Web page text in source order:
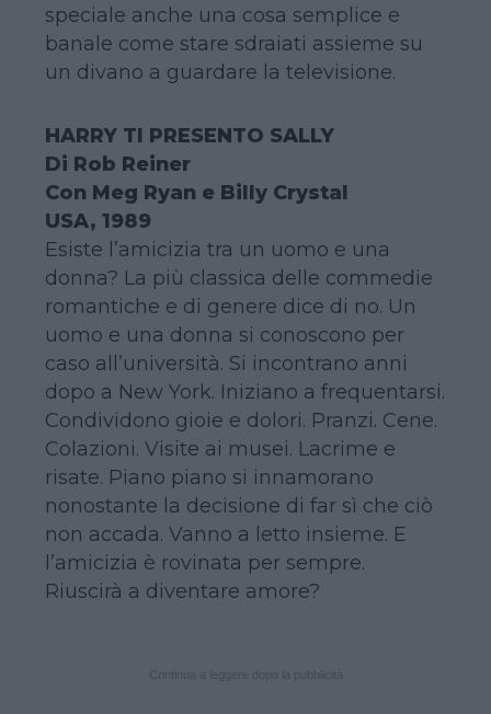
speciale anche una cosa semplice e
banale come stare sdraiati assieme su
un divano a guardare la televisione.
HARRY TI PRESENTO SALLY
Di Rob Reiner
Con Meg Ryan e Billy Crystal
USA, 1989
Esiste l’amicizia tra un uomo e una
donna? La più classica delle commedie
romantiche e di genere dice di no. Un
uomo e una donna si conoscono per
caso all’università. Si incontrano anni
dopo a New York. Iniziano a frequentarsi.
Condividono gioie e dolori. Pranzi. Cene.
Colazioni. Visite ai musei. Lacrime e
risate. Piano piano si innamorano
nonostante la decisione di far sì che ciò
non accada. Vanno a letto insieme. E
l’amicizia è rovinata per sempre.
Riuscirà a diventare amore?